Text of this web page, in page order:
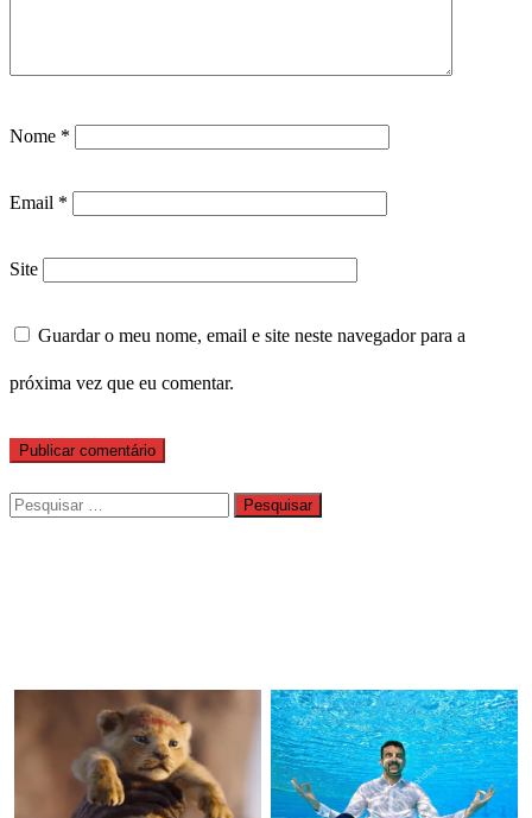
Nome *
Email *
Site
Guardar o meu nome, email e site neste navegador para a
próxima vez que eu comentar.
Pesquisar
por: